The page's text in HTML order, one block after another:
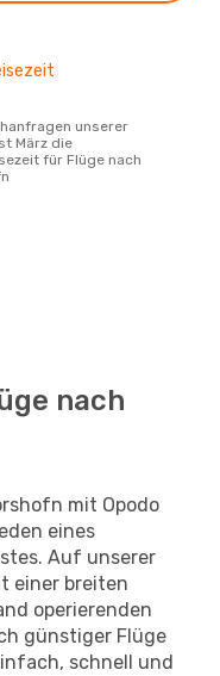
März die
für Flüge nach
nach
mit Opodo
eines
Auf unserer
einer breiten
operierenden
günstiger Flüge
schnell und